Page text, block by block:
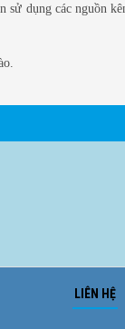
sử dụng các nguồn
LIÊN HỆ